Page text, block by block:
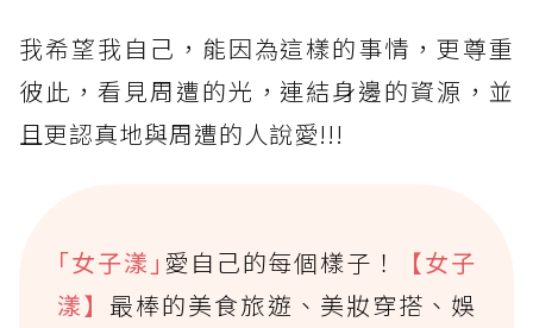
我希望我自己，能因為這樣的事情，更尊重
彼此，看見周遭的光，連結身邊的資源，並
且更認真地與周遭的人說愛!!!
｢女子漾｣ 愛自己的每個樣子！
【女子
漾】 最棒的美食旅遊、美妝穿搭、娛